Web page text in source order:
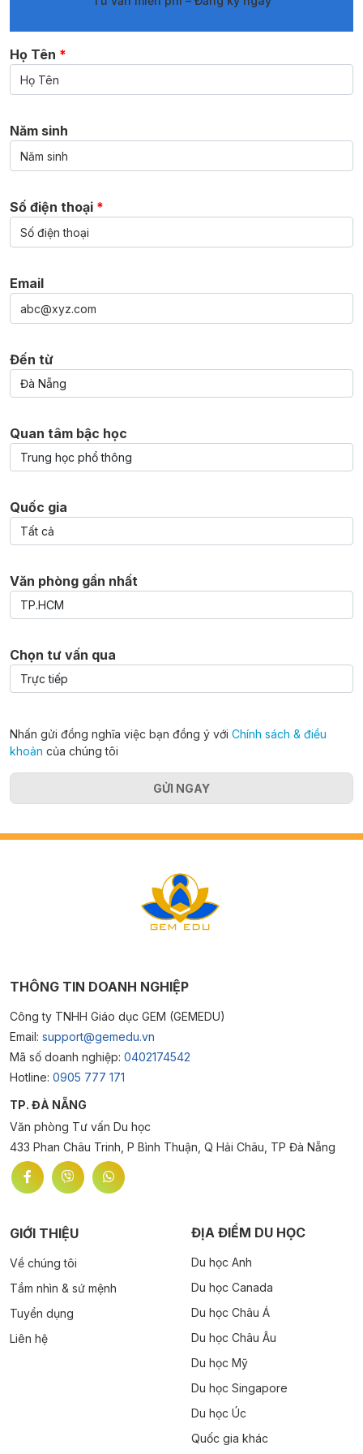
Họ Tên *
Năm sinh
Số điện thoại *
Email
Đến từ
Quan tâm bậc học
Quốc gia
Văn phòng gần nhất
Chọn tư vấn qua
Nhấn gửi đồng nghĩa việc bạn đồng ý với Chính sách & điều
khoản của chúng tôi
GỬI NGAY
THÔNG TIN DOANH NGHIỆP
Công ty TNHH Giáo dục GEM (GEMEDU)
Email: support@gemedu.vn
Mã số doanh nghiệp: 0402174542
Hotline: 0905 777 171
TP. ĐÀ NẴNG
Văn phòng Tư vấn Du học
433 Phan Châu Trinh, P Bình Thuận, Q Hải Châu, TP Đà Nẵng
GIỚI THIỆU
Về chúng tôi
Tầm nhìn & sứ mệnh
Tuyển dụng
Liên hệ
ĐỊA ĐIỂM DU HỌC
Du học Anh
Du học Canada
Du học Châu Á
Du học Châu Âu
Du học Mỹ
Du học Singapore
Du học Úc
Quốc gia khác